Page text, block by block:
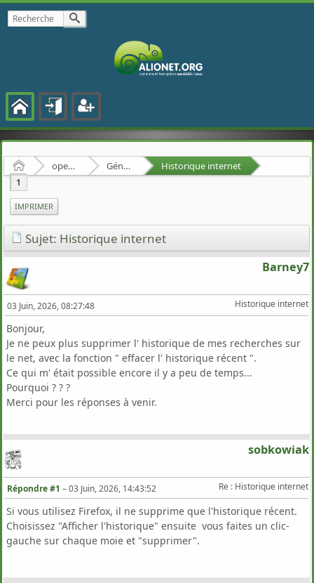
Accueil openSUSE Général Historique internet
1
IMPRIMER
Sujet: Historique internet
Barney7
Historique internet
03 Juin, 2026, 08:27:48
Bonjour,
Je ne peux plus supprimer l' historique de mes recherches sur
le net, avec la fonction " effacer l' historique récent ".
Ce qui m' était possible encore il y a peu de temps...
Pourquoi ? ? ?
Merci pour les réponses à venir.
sobkowiak
Re : Historique internet
Répondre #1 –03 Juin, 2026, 14:43:52
Si vous utilisez Firefox, il ne supprime que l'historique récent.
Choisissez "Afficher l'historique" ensuite vous faites un clic-
gauche sur chaque moie et "supprimer".